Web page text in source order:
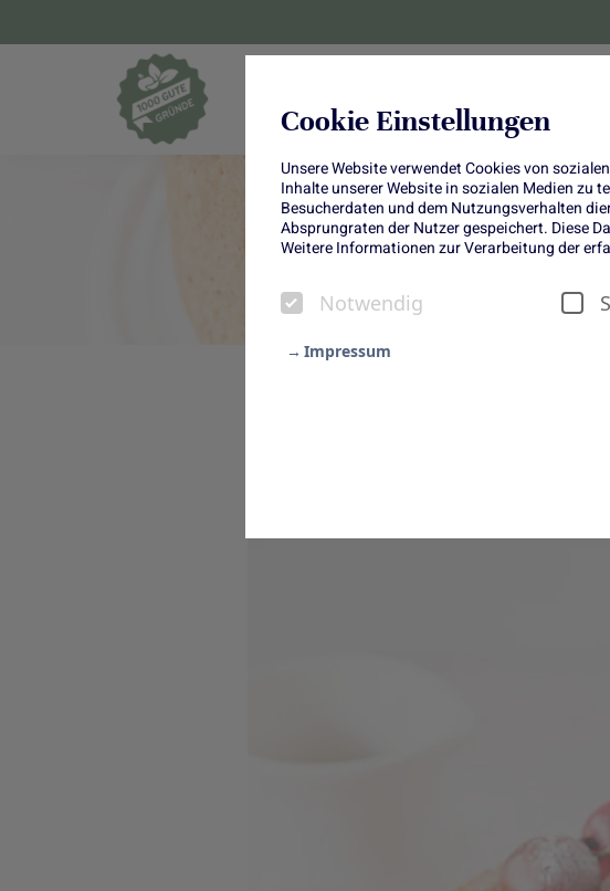
Cookie Einstellungen
Unsere Website verwendet Cookies von
Inhalte unserer Website in sozialen Medien zu
Besucherdaten und dem Nutzungsverhalten
Absprungraten der Nutzer gespeichert. Diese
Weitere Informationen zur Verarbeitung der
Notwendig
Impressum